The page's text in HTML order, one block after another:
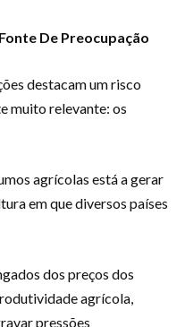
De Preocupação
destacam um risco
muito relevante: os
agrícolas está a gerar
em que diversos países
dos preços dos
agrícola,
pressões